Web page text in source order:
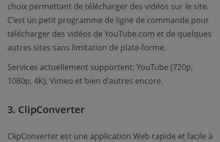
choix permettant de télécharger des vidéos sur le site.
C'est un petit programme de ligne de commande pour
télécharger des vidéos de YouTube.com et de quelques
autres sites sans limitation de plate-forme.
Services actuellement supportent: YouTube (720p,
1080p, 4K), Vimeo et bien d'autres encore.
3. ClipConverter
ClipConverter est une application Web rapide et facile à